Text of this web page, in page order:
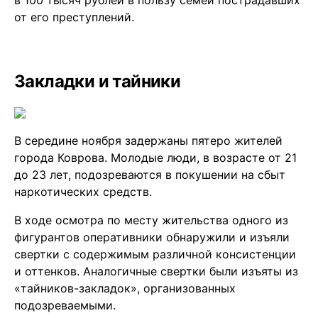
от его преступлений.
Закладки и тайники
В середине ноября задержаны пятеро жителей
города Коврова. Молодые люди, в возрасте от 21
до 23 лет, подозреваются в покушении на сбыт
наркотических средств.
В ходе осмотра по месту жительства одного из
фигурантов оперативники обнаружили и изъяли
свертки с содержимым различной консистенции
и оттенков. Аналогичные свертки были изъяты из
«тайников-закладок», организованных
подозреваемыми.